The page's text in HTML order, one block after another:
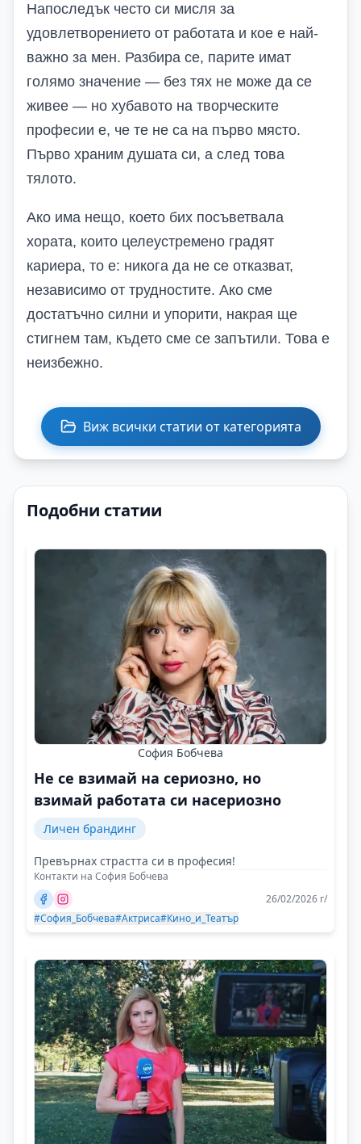
Напоследък често си мисля за
удовлетворението от работата и кое е най-
важно за мен. Разбира се, парите имат
голямо значение — без тях не може да се
живее — но хубавото на творческите
професии е, че те не са на първо място.
Първо храним душата си, а след това
тялото.
Ако има нещо, което бих посъветвала
хората, които целеустремено градят
кариера, то е: никога да не се отказват,
независимо от трудностите. Ако сме
достатъчно силни и упорити, накрая ще
стигнем там, където сме се запътили. Това е
неизбежно.
Виж всички статии от категорията
Подобни статии
София Бобчева
Не се взимай на сериозно, но
взимай работата си насериозно
Личен брандинг
Превърнах страстта си в професия!
Контакти на София Бобчева
26/02/2026 г/
#София_Бобчева#Актриса#Кино_и_Театър